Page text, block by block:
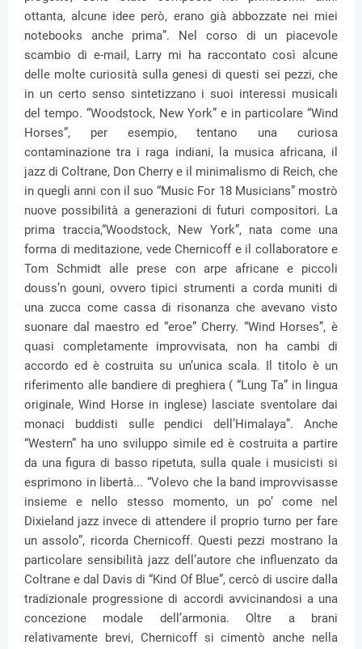
ottanta, alcune idee però, erano già abbozzate nei miei
notebooks anche prima”. Nel corso di un piacevole
scambio di e-mail, Larry mi ha raccontato così alcune
delle molte curiosità sulla genesi di questi sei pezzi, che
in un certo senso sintetizzano i suoi interessi musicali
del tempo. “Woodstock, New York” e in particolare “Wind
Horses”, per esempio, tentano una curiosa
contaminazione tra i raga indiani, la musica africana, il
jazz di Coltrane, Don Cherry e il minimalismo di Reich, che
in quegli anni con il suo “Music For 18 Musicians” mostrò
nuove possibilità a generazioni di futuri compositori. La
prima traccia,“Woodstock, New York”, nata come una
forma di meditazione, vede Chernicoff e il collaboratore e
Tom Schmidt alle prese con arpe africane e piccoli
douss’n gouni, ovvero tipici strumenti a corda muniti di
una zucca come cassa di risonanza che avevano visto
suonare dal maestro ed “eroe” Cherry. “Wind Horses”, è
quasi completamente improvvisata, non ha cambi di
accordo ed è costruita su un’unica scala. Il titolo è un
riferimento alle bandiere di preghiera ( “Lung Ta” in lingua
originale, Wind Horse in inglese) lasciate sventolare dai
monaci buddisti sulle pendici dell’Himalaya”. Anche
“Western” ha uno sviluppo simile ed è costruita a partire
da una figura di basso ripetuta, sulla quale i musicisti si
esprimono in libertà... “Volevo che la band improvvisasse
insieme e nello stesso momento, un po’ come nel
Dixieland jazz invece di attendere il proprio turno per fare
un assolo”, ricorda Chernicoff. Questi pezzi mostrano la
particolare sensibilità jazz dell’autore che influenzato da
Coltrane e dal Davis di “Kind Of Blue”, cercò di uscire dalla
tradizionale progressione di accordi avvicinandosi a una
concezione modale dell’armonia. Oltre a brani
relativamente brevi, Chernicoff si cimentò anche nella